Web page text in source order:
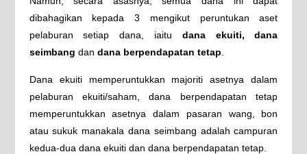
dibahagikan kepada 3 mengikut peruntukan aset
pelaburan setiap dana, iaitu dana ekuiti, dana
seimbang dan dana berpendapatan tetap
Dana ekuiti memperuntukkan majoriti asetnya dalam
pelaburan ekuiti/saham, dana berpendapatan tetap
memperuntukkan asetnya dalam pasaran wang, bon
atau sukuk manakala dana seimbang adalah campuran
kedua-dua dana ekuiti dan dana berpendapatan tetap.